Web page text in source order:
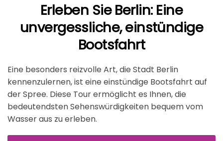
Erleben Sie Berlin: Eine
unvergessliche, einstündige
Bootsfahrt
Eine besonders reizvolle Art, die Stadt Berlin
kennenzulernen, ist eine einstündige Bootsfahrt auf
der Spree. Diese Tour ermöglicht es Ihnen, die
bedeutendsten Sehenswürdigkeiten bequem vom
Wasser aus zu erleben.